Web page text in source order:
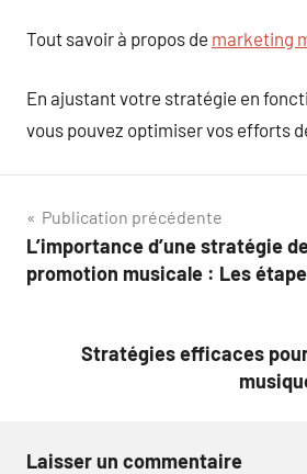
Tout savoir à propos de marketing
En ajustant votre stratégie en
vous pouvez optimiser vos efforts
Navigation
de
Publication précédente
L’importance d’une stratégie
promotion musicale : Les
Stratégies efficaces
Laisser un commentaire